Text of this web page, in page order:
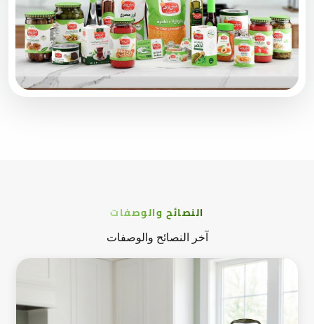
النصائح والوصفات
آخر النصائح والوصفات